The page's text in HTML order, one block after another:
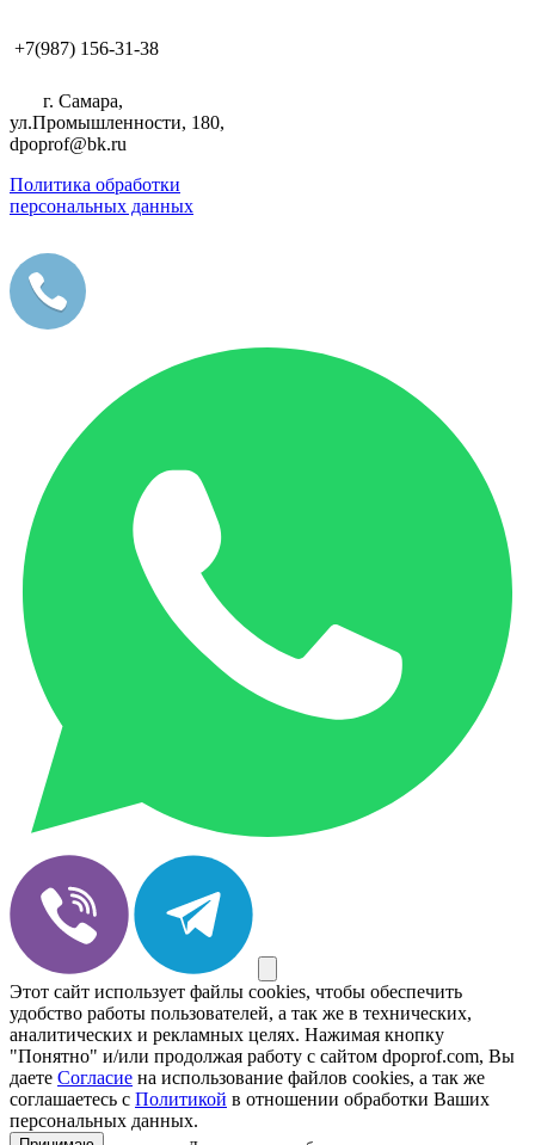
+7(987) 156-31-38
г. Самара,
ул.Промышленности, 180,
dpoprof@bk.ru
Политика обработки
персональных данных
Этот сайт использует файлы cookies, чтобы обеспечить
удобство работы пользователей, а так же в технических,
аналитических и рекламных целях. Нажимая кнопку
"Понятно" и/или продолжая работу с сайтом dpoprof.com, Вы
даете Согласие на использование файлов cookies, а так же
соглашаетесь с Политикой в отношении обработки Ваших
персональных данных.